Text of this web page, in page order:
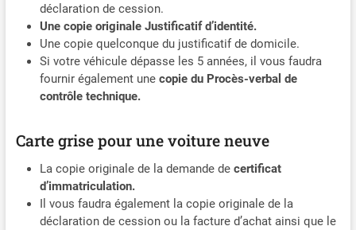
déclaration de cession.
Une copie originale Justificatif d’identité.
Une copie quelconque du justificatif de domicile.
Si votre véhicule dépasse les 5 années, il vous faudra
fournir également une copie du Procès-verbal de
contrôle technique.
Carte grise pour une voiture neuve
La copie originale de la demande de certificat
d’immatriculation.
Il vous faudra également la copie originale de la
déclaration de cession ou la facture d’achat ainsi que le